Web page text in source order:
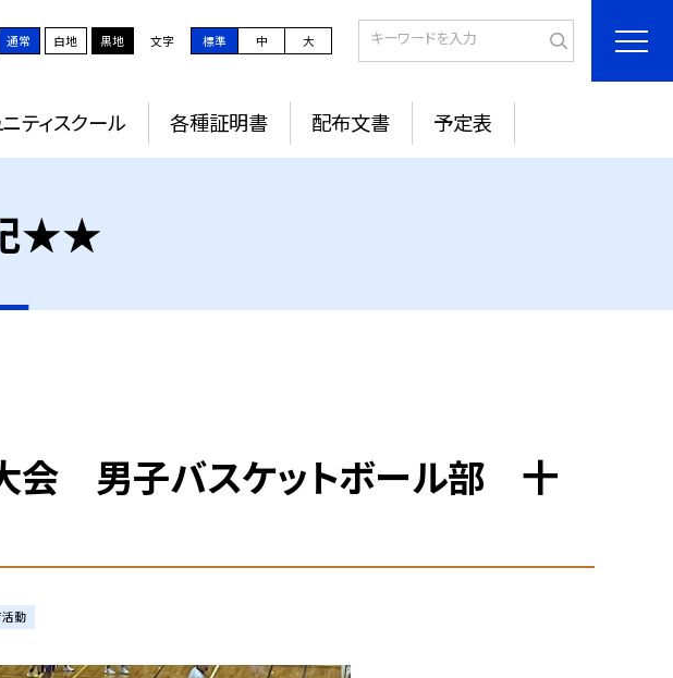
通常 白地 黒地 文字 標準 中 大
ティスクール 各種証明書 配布文書 予定表
★★
男子バスケットボール部 十
動